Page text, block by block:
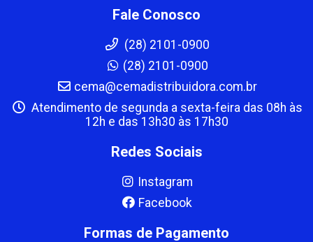
Fale Conosco
(28) 2101-0900
(28) 2101-0900
cema@cemadistribuidora.com.br
Atendimento de segunda a sexta-feira das 08h às
12h e das 13h30 às 17h30
Redes Sociais
Instagram
Facebook
Formas de Pagamento